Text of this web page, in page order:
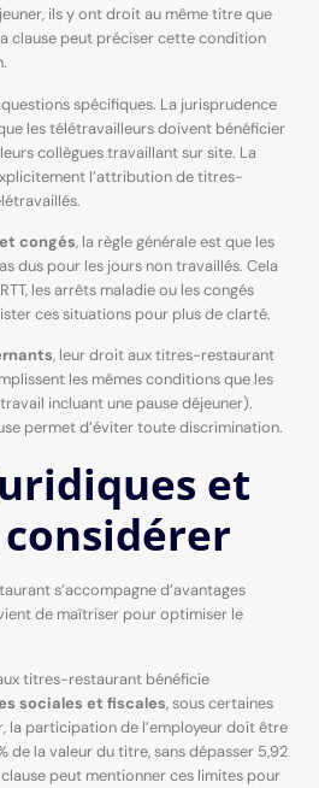
ils y ont droit au même titre que
clause peut préciser cette condition
spécifiques. La jurisprudence
les télétravailleurs doivent bénéficier
collègues travaillant sur site. La
l’attribution de titres-
congés, la règle générale est que les
dus pour les jours non travaillés. Cela
les arrêts maladie ou les congés
ces situations pour plus de clarté.
, leur droit aux titres-restaurant
les mêmes conditions que les
incluant une pause déjeuner).
permet d’éviter toute discrimination.
et
s’accompagne d’avantages
de maîtriser pour optimiser le
titres-restaurant bénéficie
sociales et fiscales, sous certaines
la participation de l’employeur doit être
de la valeur du titre, sans dépasser 5,92
peut mentionner ces limites pour